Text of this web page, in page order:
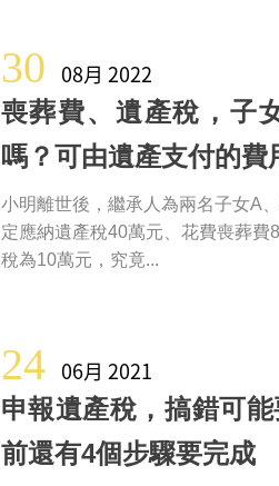
30 08月 2022
喪葬費、遺產稅，子
嗎？可由遺產支付的費
小明離世後，繼承人為兩名子女A
定應納遺產稅40萬元、花費喪葬
稅為10萬元，究竟...
24 06月 2021
申報遺產稅，搞錯可
前還有4個步驟要完成